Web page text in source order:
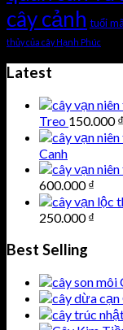
cây cảnh tuổi
thủy của cây Hạnh Phúc
Latest
Treo 150.000₫
Canh
600.000₫
250.000₫
Best Selling